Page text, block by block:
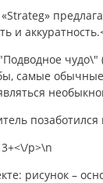
и
чудо\"
самые
3+<\/p>\n
рисунок –